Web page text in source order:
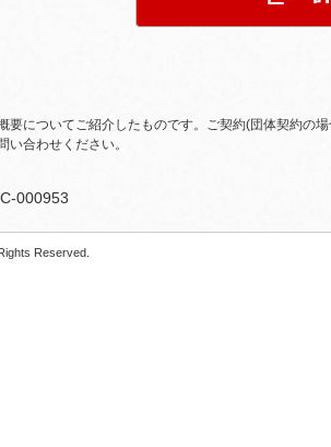
要についてご紹介したものです。ご契約(団体契約の
い合わせください。
000953
Reserved.